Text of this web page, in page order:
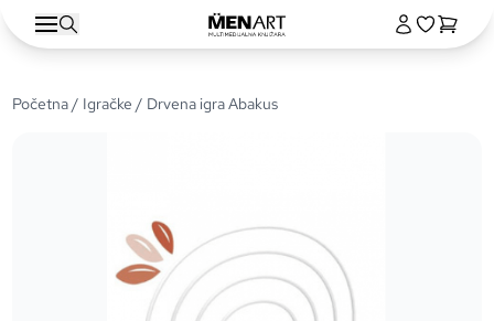
Početna/ Igračke / Drvena igra Abakus